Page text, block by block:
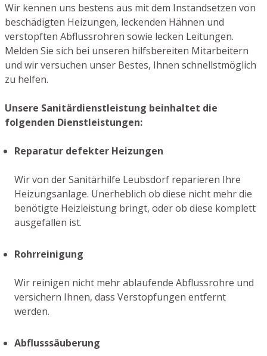
Wir kennen uns bestens aus mit dem Instandsetzen von
beschädigten Heizungen, leckenden Hähnen und
verstopften Abflussrohren sowie lecken Leitungen.
Melden Sie sich bei unseren hilfsbereiten Mitarbeitern
und wir versuchen unser Bestes, Ihnen schnellstmöglich
zu helfen.
Unsere Sanitärdienstleistung beinhaltet die
folgenden Dienstleistungen:
Reparatur defekter Heizungen
Wir von der Sanitärhilfe Leubsdorf reparieren Ihre
Heizungsanlage. Unerheblich ob diese nicht mehr die
benötigte Heizleistung bringt, oder ob diese komplett
ausgefallen ist.
Rohrreinigung
Wir reinigen nicht mehr ablaufende Abflussrohre und
versichern Ihnen, dass Verstopfungen entfernt
werden.
Abflusssäuberung